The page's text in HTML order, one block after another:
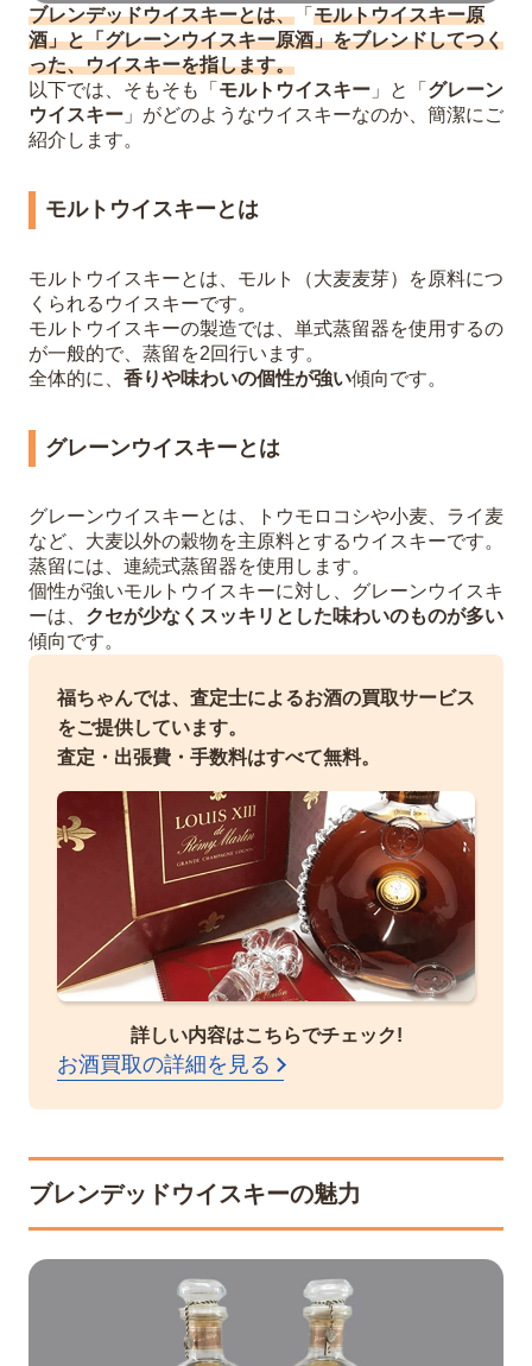
ブレンデッドウイスキーとは、 「 モルトウイスキー原
酒」と「グレーンウイスキー原酒」をブレンドしてつく
った、ウイスキーを指します。
以下では、そもそも「 モルトウイスキー 」と「 グレーン
ウイスキー 」がどのようなウイスキーなのか、簡潔にご
紹介します。
モルトウイスキーとは
モルトウイスキーとは、モルト（大麦麦芽）を原料につ
くられるウイスキーです。
モルトウイスキーの製造では、単式蒸留器を使用するの
が一般的で、蒸留を2回行います。
全体的に、 香りや味わいの個性が強い傾向です。
グレーンウイスキーとは
グレーンウイスキーとは、トウモロコシや小麦、ライ麦
など、大麦以外の穀物を主原料とするウイスキーです。
蒸留には、連続式蒸留器を使用します。
個性が強いモルトウイスキーに対し、グレーンウイスキ
ーは、 クセが少なくスッキリとした味わいのものが多い
傾向です。
福ちゃんでは、査定士によるお酒の買取サービス
をご提供しています。
査定・出張費・手数料はすべて無料。
詳しい内容はこちらでチェック!
お酒買取の詳細を見る
ブレンデッドウイスキーの魅力